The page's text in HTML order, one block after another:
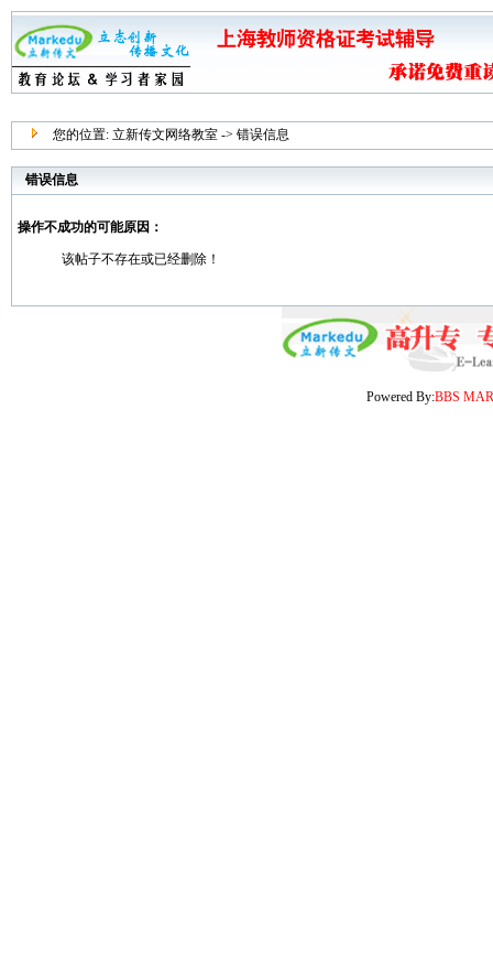
您的位置: 立新传文网络教室 -> 错误信息
错误信息
操作不成功的可能原因：
该帖子不存在或已经删除！
Powered By:BBS